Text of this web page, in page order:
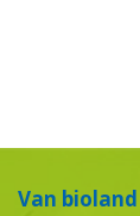
Van